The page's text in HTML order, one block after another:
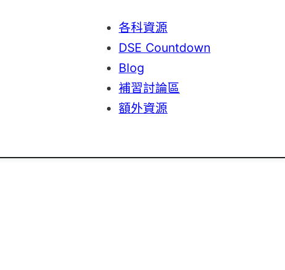
各科資源
DSE Countdown
Blog
補習討論區
額外資源